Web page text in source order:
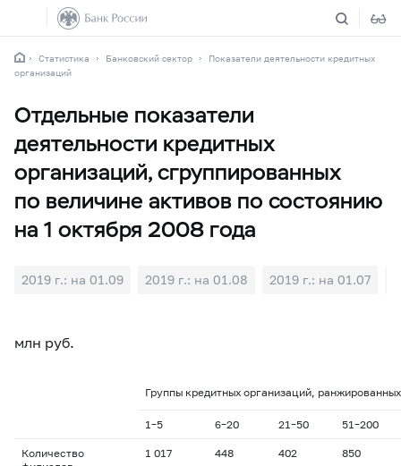
Статистика Банковский сектор
Показатели деятельности кредитных
организаций
Отдельные показатели
деятельности кредитных
организаций, сгруппированных
по величине активов по состоянию
на 1 октября 2008 года
2019 г.: на 01.09 2019 г.: на 01.08 2019 г.: на 01.07
млн руб.
Группы кредитных организаций,
1–5 6–20 21–50 51–200
Количество
1 017 448 402 850